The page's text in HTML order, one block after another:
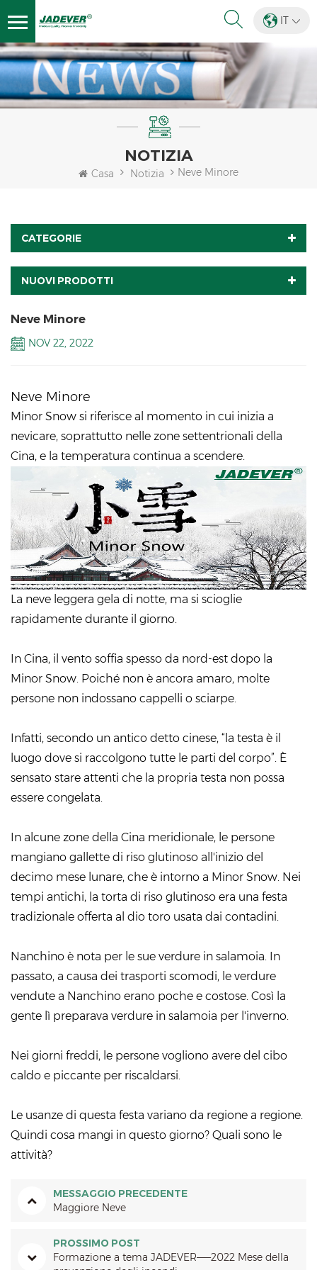
IT
NOTIZIA
Casa Notizia Neve Minore
CATEGORIE
NUOVI PRODOTTI
Neve Minore
NOV 22, 2022
Neve Minore
Minor Snow si riferisce al momento in cui inizia a
nevicare, soprattutto nelle zone settentrionali della
Cina, e la temperatura continua a scendere.
La neve leggera gela di notte, ma si scioglie
rapidamente durante il giorno.
In Cina, il vento soffia spesso da nord-est dopo la
Minor Snow. Poiché non è ancora amaro, molte
persone non indossano cappelli o sciarpe.
Infatti, secondo un antico detto cinese, “la testa è il
luogo dove si raccolgono tutte le parti del corpo”. È
sensato stare attenti che la propria testa non possa
essere congelata.
In alcune zone della Cina meridionale, le persone
mangiano gallette di riso glutinoso all'inizio del
decimo mese lunare, che è intorno a Minor Snow. Nei
tempi antichi, la torta di riso glutinoso era una festa
tradizionale offerta al dio toro usata dai contadini.
Nanchino è nota per le sue verdure in salamoia. In
passato, a causa dei trasporti scomodi, le verdure
vendute a Nanchino erano poche e costose. Così la
gente lì preparava verdure in salamoia per l'inverno.
Nei giorni freddi, le persone vogliono avere del cibo
caldo e piccante per riscaldarsi.
Le usanze di questa festa variano da regione a regione.
Quindi cosa mangi in questo giorno? Quali sono le
attività?
MESSAGGIO PRECEDENTE
Maggiore Neve
PROSSIMO POST
Formazione a tema JADEVER——2022 Mese della